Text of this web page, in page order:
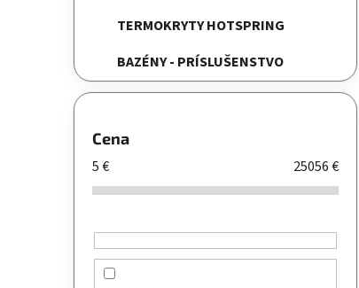
TERMOKRYTY HOTSPRING
BAZÉNY - PRÍSLUŠENSTVO
Cena
5€ 25056€